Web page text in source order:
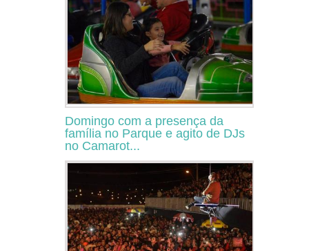
Domingo com a presença da
família no Parque e agito de DJs
no Camarot...